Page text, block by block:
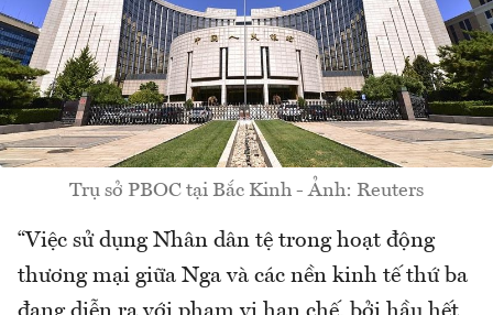
Trụ sở PBOC tại Bắc Kinh - Ảnh: Reuters
“Việc sử dụng Nhân dân tệ trong hoạt động
thương mại giữa Nga và các nền kinh tế thứ ba